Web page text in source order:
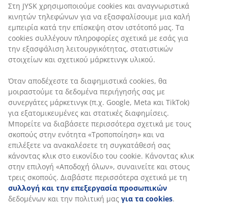
Στη JYSK χρησιμοποιούμε cookies και αναγνωριστικά
κινητών τηλεφώνων για να εξασφαλίσουμε μια καλή
εμπειρία κατά την επίσκεψη στον ιστότοπό μας. Τα
cookies συλλέγουν πληροφορίες σχετικά με εσάς για
την εξασφάλιση λειτουργικότητας, στατιστικών
στοιχείων και σχετικού μάρκετινγκ υλικού.
Όταν αποδέχεστε τα διαφημιστικά cookies, θα
μοιραστούμε τα δεδομένα περιήγησής σας με
συνεργάτες μάρκετινγκ (π.χ. Google, Meta και TikTok)
για εξατομικευμένες και στατικές διαφημίσεις.
Μπορείτε να διαβάσετε περισσότερα σχετικά με τους
σκοπούς στην ενότητα «Τροποποίηση» και να
επιλέξετε να ανακαλέσετε τη συγκατάθεσή σας
κάνοντας κλικ στο εικονίδιο του cookie. Κάνοντας κλικ
στην επιλογή «Αποδοχή όλων», συναινείτε και στους
τρεις σκοπούς. Διαβάστε περισσότερα σχετικά με τη
συλλογή και την επεξεργασία προσωπικών
δεδομένων και την πολιτική μας για τα cookies.